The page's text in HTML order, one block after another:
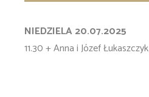
NIEDZIELA 20.07.2025
11.30 + Anna i Józef Łukaszczyk